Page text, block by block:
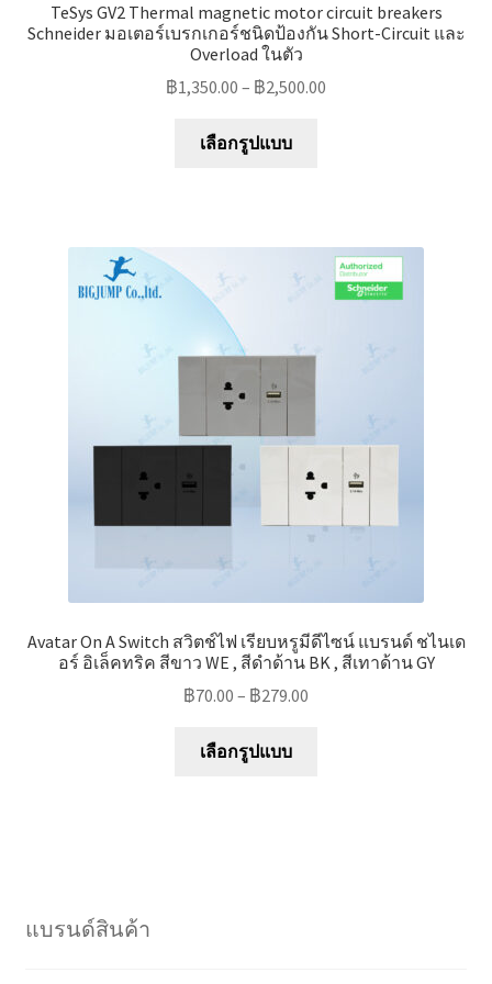
TeSys GV2 Thermal magnetic motor circuit breakers
Schneider มอเตอร์เบรกเกอร์ชนิดป้องกัน Short-Circuit และ
Overload ในตัว
฿1,350.00 – ฿2,500.00
เลือกรูปแบบ
The
options
be
the
page
Avatar On A Switch สวิตช์ไฟ เรียบหรูมีดีไซน์ แบรนด์ ชไนเด
อร์ อิเล็คทริค สีขาว WE , สีดำด้าน BK , สีเทาด้าน GY
฿70.00 – ฿279.00
เลือกรูปแบบ
แบรนด์สินค้า